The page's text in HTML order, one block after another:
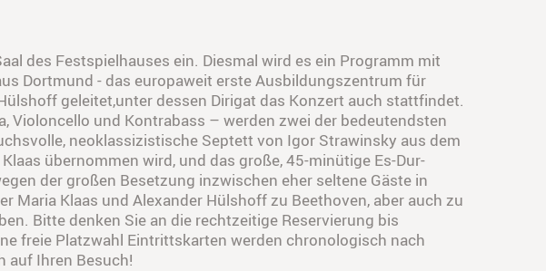
des Festspielhauses ein. Diesmal wird es ein Programm mit
Dortmund - das europaweit erste Ausbildungszentrum für
geleitet,unter dessen Dirigat das Konzert auch stattfindet.
Violoncello und Kontrabass – werden zwei der bedeutendsten
neoklassizistische Septett von Igor Strawinsky aus dem
übernommen wird, und das große, 45-minütige Es-Dur-
der großen Besetzung inzwischen eher seltene Gäste in
Maria Klaas und Alexander Hülshoff zu Beethoven, aber auch zu
Bitte denken Sie an die rechtzeitige Reservierung bis
freie Platzwahl Eintrittskarten werden chronologisch nach
auf Ihren Besuch!